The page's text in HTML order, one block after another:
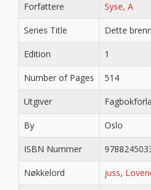
Forfattere Syse, A
Series Title Dette
Edition 1
Number of Pages 514
Utgiver
By Oslo
ISBN Nummer
Nøkkelord juss,